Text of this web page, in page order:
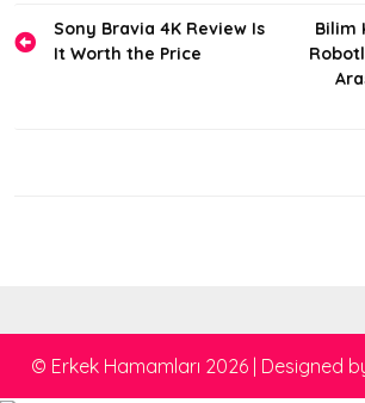
Yazı
gezinmesi
Sony Bravia 4K Review Is
It Worth the Price
Bilim
© Erkek Hamamları 2026 Designed